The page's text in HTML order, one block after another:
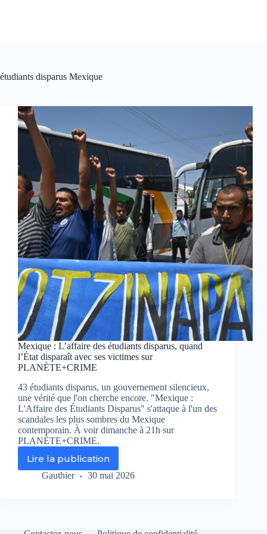
étudiants disparus Mexique
Mexique : L’affaire des étudiants disparus, quand
l’État disparaît avec ses victimes sur
PLANÈTE+CRIME
43 étudiants disparus, un gouvernement silencieux,
une vérité que l'on cherche encore. "Mexique :
L'Affaire des Étudiants Disparus" s'attaque à l'un des
scandales les plus sombres du Mexique
contemporain. À voir dimanche à 21h sur
PLANÈTE+CRIME.
Lire la publication
Mexique
:
quand
Gauthier 30 mai 2026